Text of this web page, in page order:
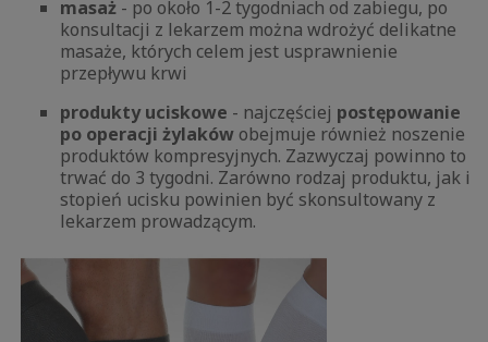
masaż - po około 1-2 tygodniach od zabiegu, po
konsultacji z lekarzem można wdrożyć delikatne
masaże, których celem jest usprawnienie
przepływu krwi
produkty uciskowe - najczęściej postępowanie
po operacji żylaków obejmuje również noszenie
produktów kompresyjnych. Zazwyczaj powinno to
trwać do 3 tygodni. Zarówno rodzaj produktu, jak i
stopień ucisku powinien być skonsultowany z
lekarzem prowadzącym.